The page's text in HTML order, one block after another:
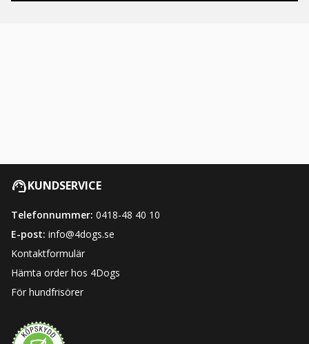
KUNDSERVICE
Telefonnummer: 0418-48 40 10
E-post: info@4dogs.se
Kontaktformulär
Hämta order hos 4Dogs
För hundfrisörer